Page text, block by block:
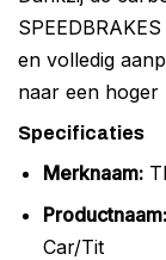
en volledig
naar een hoger
Specificaties
Merknaam:
Productnaam:
Car/Tit